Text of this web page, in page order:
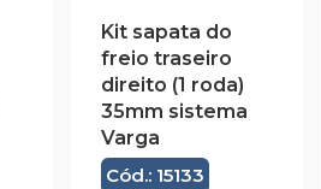
Kit sapata do
freio traseiro
direito (1 roda)
35mm sistema
Varga
Cód.: 15133